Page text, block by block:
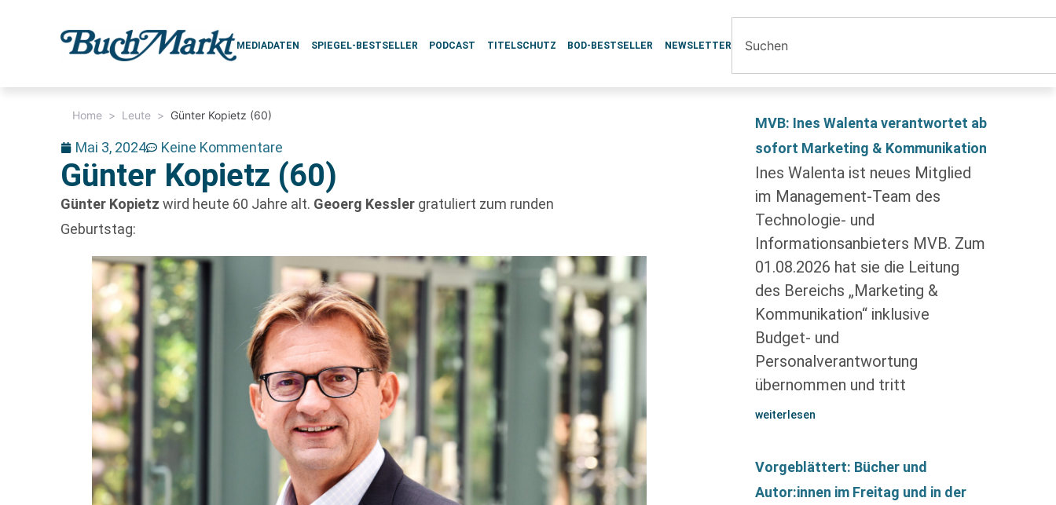
MEDIADATEN SPIEGEL-BESTSELLER PODCAST TITELSCHUTZ BOD-BESTSELLER NEWSLETTER
Home > Leute > Günter Kopietz (60)
Mai 3, 2024 Keine Kommentare
Günter Kopietz (60)
Günter Kopietz wird heute 60 Jahre alt. Geoerg Kessler gratuliert zum runden
Geburtstag:
MVB: Ines Walenta verantwortet ab
sofort Marketing & Kommunikation
Ines Walenta ist neues Mitglied
im Management-Team des
Technologie- und
Informationsanbieters MVB. Zum
01.08.2026 hat sie die Leitung
des Bereichs „Marketing &
Kommunikation“ inklusive
Budget- und
Personalverantwortung
übernommen und tritt
weiterlesen
Vorgeblättert: Bücher und
Autor:innen im Freitag und in der